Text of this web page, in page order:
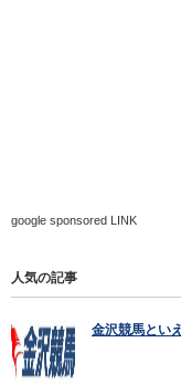
google sponsored LINK
人気の記事
金沢競馬とい